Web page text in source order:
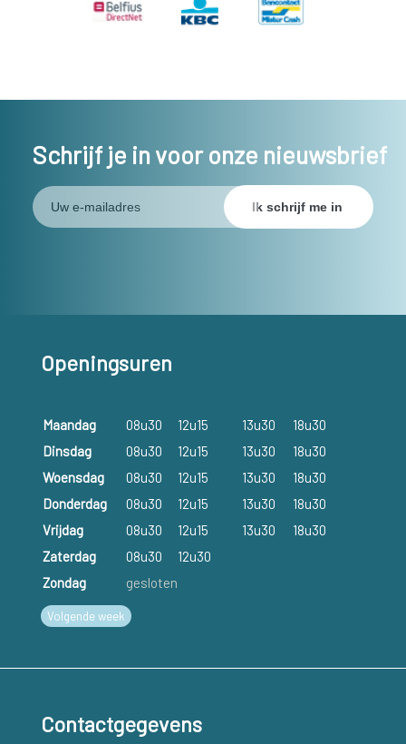
Schrijf je in voor onze nieuwsbrief
Openingsuren
Maandag 08u30 12u15 13u30
18u30
Dinsdag
08u30 12u15 13u30
18u30
Woensdag
08u30 12u15 13u30
18u30
Donderdag
08u30 12u15 13u30
18u30
Vrijdag
08u30 12u15 13u30
18u30
Zaterdag
08u30
12u30
Zondag
gesloten
Volgende week
Contactgegevens